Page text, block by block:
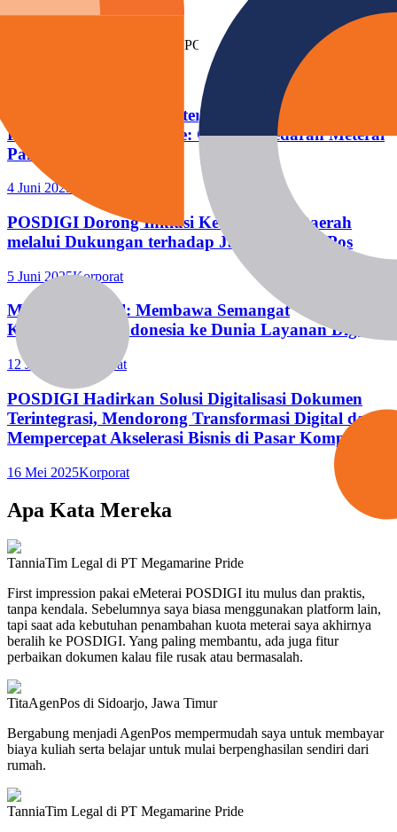
Berita Terbaru
Simak informasi terkini seputar POSDIGI
POSDIGI Hadirkan Meterai Tempel Asli dari
PERURI di Marketplace: Cegah Peredaran Meterai
Palsu
4 Juni 2025
POSDIGI Dorong Inklusi Keuangan di Daerah
melalui Dukungan terhadap Jaringan AgenPos
5 Juni 2025Korporat
Merdeka Digital: Membawa Semangat
Kemerdekaan Indonesia ke Dunia Layanan Digital
12 Juli 2025 Korporat
POSDIGI Hadirkan Solusi Digitalisasi Dokumen
Terintegrasi, Mendorong Transformasi Digital dan
Mempercepat Akselerasi Bisnis di Pasar Kompetitif.
16 Mei 2025Korporat
Apa Kata Mereka
TanniaTim Legal di PT Megamarine Pride
First impression pakai eMeterai POSDIGI itu mulus dan praktis,
tanpa kendala. Sebelumnya saya biasa menggunakan platform lain,
tapi saat ada kebutuhan penambahan kuota meterai saya akhirnya
beralih ke POSDIGI. Yang paling membantu, ada juga fitur
perbaikan dokumen kalau file rusak atau bermasalah.
TitaAgenPos di Sidoarjo, Jawa Timur
Bergabung menjadi AgenPos mempermudah saya untuk membayar
biaya kuliah serta belajar untuk mulai berpenghasilan sendiri dari
rumah.
TanniaTim Legal di PT Megamarine Pride